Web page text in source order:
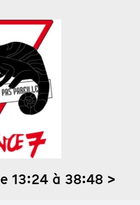
13:24 à 38:48 >